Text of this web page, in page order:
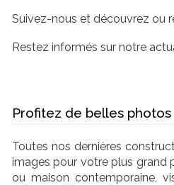
Suivez-nous et découvrez ou
Restez informés sur notre
Profitez de belles photos
Toutes nos dernières
images pour votre plus grand
ou maison contemporaine,